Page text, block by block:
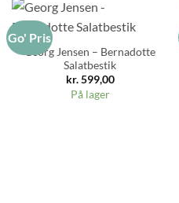
Go' Pris
Georg Jensen – Bernadotte
Salatbestik
kr.599,00
På lager